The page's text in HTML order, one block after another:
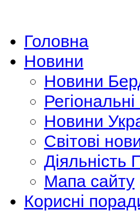
Головна
Новини
Новини
Новини
Світові
Діяльність
Мапа сайту
Корисні